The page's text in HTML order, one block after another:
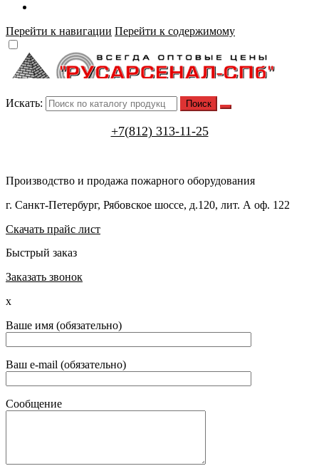
Перейти к навигации Перейти к содержимому
Искать:
+7(812) 313-11-25
Производство и продажа пожарного оборудования
г. Санкт-Петербург, Рябовское шоссе, д.120, лит. А оф. 122
Скачать прайс лист
Быстрый заказ
Заказать звонок
x
Ваше имя (обязательно)
Ваш e-mail (обязательно)
Сообщение